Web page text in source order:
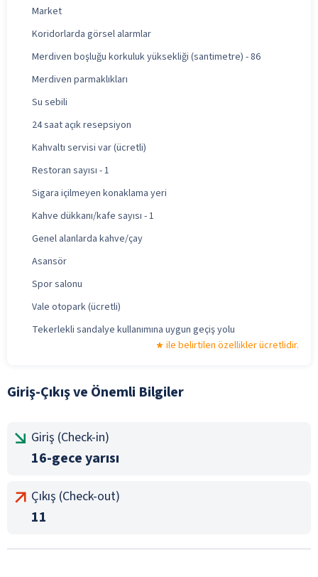
Market
Koridorlarda görsel alarmlar
Merdiven boşluğu korkuluk yüksekliği (santimetre) - 86
Merdiven parmaklıkları
Su sebili
24 saat açık resepsiyon
Kahvaltı servisi var (ücretli)
Restoran sayısı - 1
Sigara içilmeyen konaklama yeri
Kahve dükkanı/kafe sayısı - 1
Genel alanlarda kahve/çay
Asansör
Spor salonu
Vale otopark (ücretli)
Tekerlekli sandalye kullanımına uygun geçiş yolu
ile belirtilen özellikler ücretlidir.
Giriş-Çıkış ve Önemli Bilgiler
Giriş (Check-in)
16-gece yarısı
Çıkış (Check-out)
11